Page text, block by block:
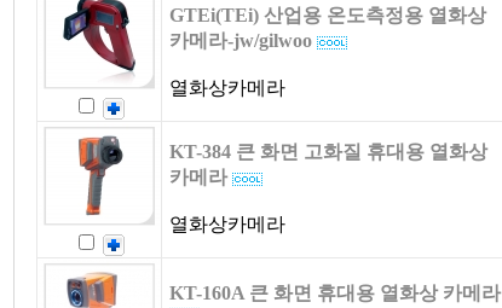
GTEi(TEi) 산업용 온도측정용 열화상
카메라-jw/gilwoo
열화상카메라
KT-384 큰 화면 고화질 휴대용 열화상
카메라
열화상카메라
KT-160A 큰 화면 휴대용 열화상 카메라